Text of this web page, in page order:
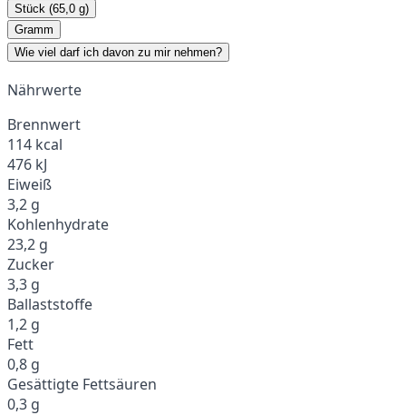
Stück (65,0 g)
Gramm
Wie viel darf ich davon zu mir nehmen?
Nährwerte
Brennwert
114 kcal
476 kJ
Eiweiß
3,2 g
Kohlenhydrate
23,2 g
Zucker
3,3 g
Ballaststoffe
1,2 g
Fett
0,8 g
Gesättigte Fettsäuren
0,3 g